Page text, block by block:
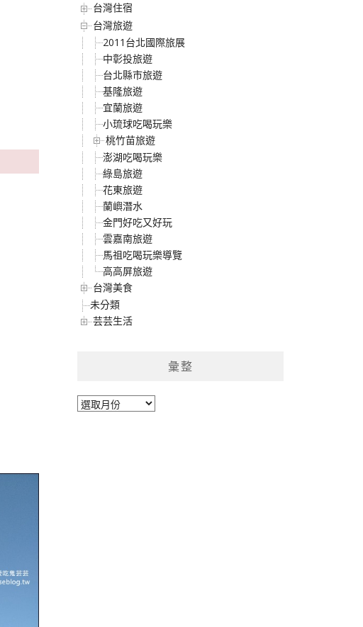
台灣住宿
台灣旅遊
2011台北國際旅展
中彰投旅遊
台北縣市旅遊
基隆旅遊
宜蘭旅遊
小琉球吃喝玩樂
桃竹苗旅遊
澎湖吃喝玩樂
綠島旅遊
花東旅遊
蘭嶼潛水
金門好吃又好玩
雲嘉南旅遊
馬祖吃喝玩樂導覽
高高屏旅遊
台灣美食
未分類
芸芸生活
彙整
彙